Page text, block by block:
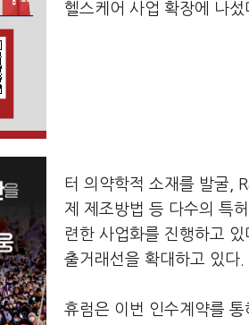
헬스케어 사업 확장에 나섰
터 의약학적 소재를 발굴,
제 제조방법 등 다수의 특
련한 사업화를 진행하고
출거래선을 확대하고 있다.
휴럼은 이번 인수계약를